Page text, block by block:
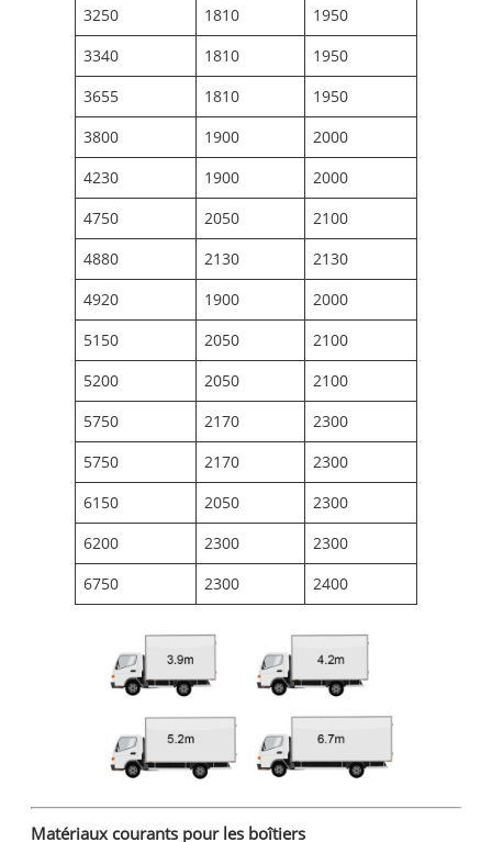
3250
1810
1950
3340
1810
1950
3655
1810
1950
3800
1900
2000
4230
1900
2000
4750
2050
2100
4880
2130
2130
4920
1900
2000
5150
2050
2100
5200
2050
2100
5750
2170
2300
5750
2170
2300
6150
2050
2300
6200
2300
2300
6750
2300 2400
Matériaux courants pour les boîtiers